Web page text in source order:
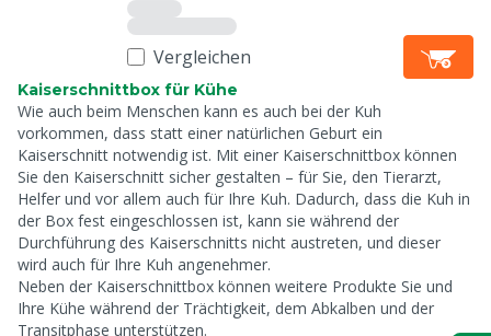
Vergleichen
Kaiserschnittbox für Kühe
Wie auch beim Menschen kann es auch bei der Kuh
vorkommen, dass statt einer natürlichen Geburt ein
Kaiserschnitt notwendig ist. Mit einer Kaiserschnittbox können
Sie den Kaiserschnitt sicher gestalten – für Sie, den Tierarzt,
Helfer und vor allem auch für Ihre Kuh. Dadurch, dass die Kuh in
der Box fest eingeschlossen ist, kann sie während der
Durchführung des Kaiserschnitts nicht austreten, und dieser
wird auch für Ihre Kuh angenehmer.
Neben der Kaiserschnittbox können weitere Produkte Sie und
Ihre Kühe während der Trächtigkeit, dem Abkalben und der
Transitphase unterstützen.